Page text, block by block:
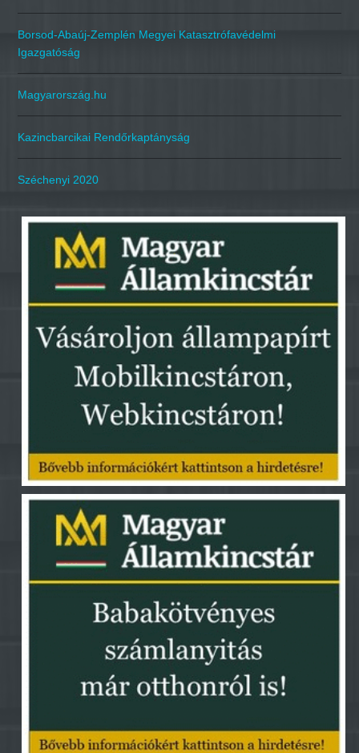
Borsod-Abaúj-Zemplén Megyei Katasztrófavédelmi
Igazgatóság
Magyarország.hu
Kazincbarcikai Rendőrkaptányság
Széchenyi 2020